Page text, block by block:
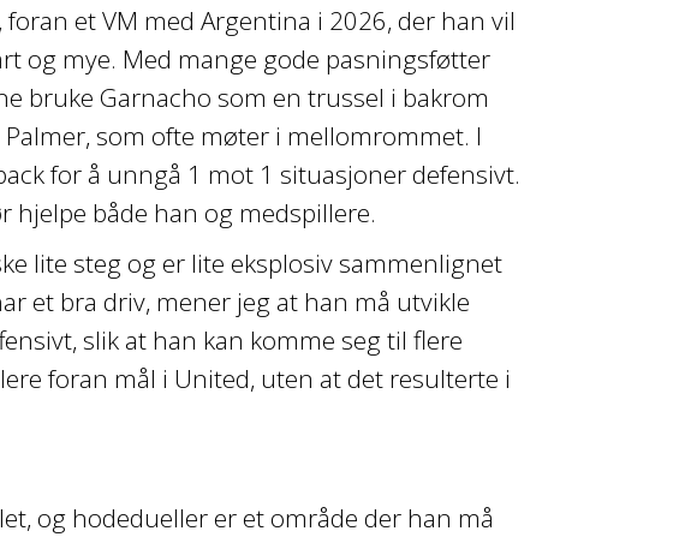
et VM med Argentina i 2026, der han vil
og mye. Med mange gode pasningsføtter
bruke Garnacho som en trussel i bakrom
som ofte møter i mellomrommet. I
for å unngå 1 mot 1 situasjoner defensivt.
hjelpe både han og medspillere.
lite steg og er lite eksplosiv sammenlignet
et bra driv, mener jeg at han må utvikle
slik at han kan komme seg til flere
foran mål i United, uten at det resulterte i
og hodedueller er et område der han må